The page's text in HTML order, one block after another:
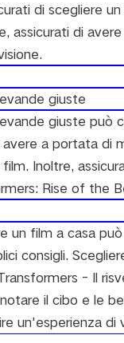
di scegliere
assicurati di
giuste
giuste può
avere a portata di
Inoltre,
Rise of the
un film a casa
consigli.
- Il
il cibo e le
un'esperienza di